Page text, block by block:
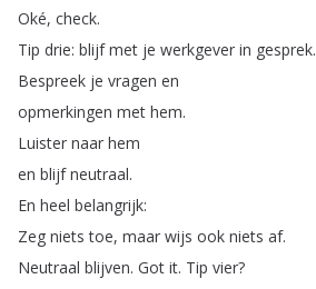
Oké, check.
Tip drie: blijf met je werkgever in gesprek.
Bespreek je vragen en
opmerkingen met hem.
Luister naar hem
en blijf neutraal.
En heel belangrijk:
Zeg niets toe, maar wijs ook niets af.
Neutraal blijven. Got it. Tip vier?